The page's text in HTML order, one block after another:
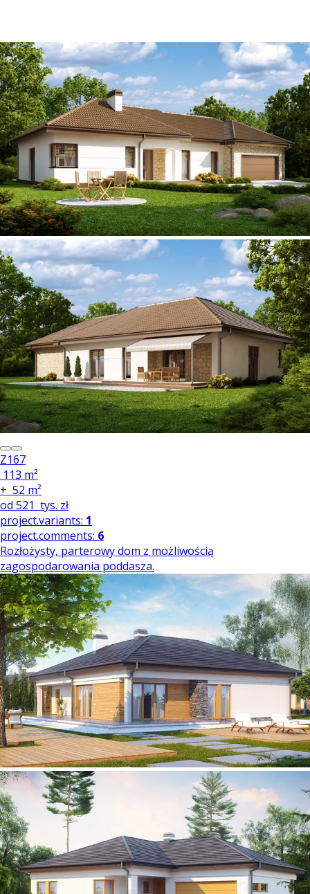
Z167
113 m²
+ 52 m²
od 521 tys. zł
project.variants: 1
project.comments: 6
Rozłożysty, parterowy dom z możliwością
zagospodarowania poddasza.